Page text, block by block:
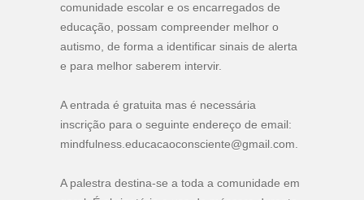
comunidade escolar e os encarregados de
educação, possam compreender melhor o
autismo, de forma a identificar sinais de alerta
e para melhor saberem intervir.
A entrada é gratuita mas é necessária
inscrição para o seguinte endereço de email:
mindfulness.educacaoconsciente@gmail.com.
A palestra destina-se a toda a comunidade em